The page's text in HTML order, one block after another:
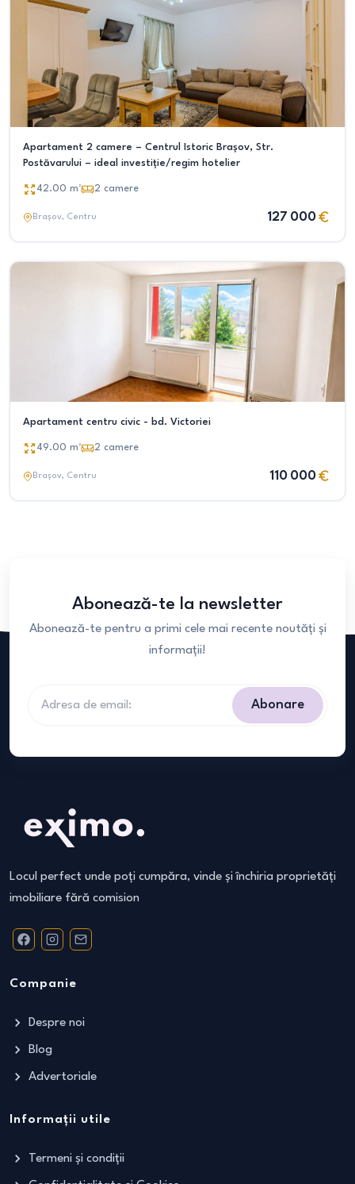
Apartament 2 camere – Centrul Istoric Brașov, Str.
Postăvarului – ideal investiție/regim hotelier
42.00 m² 2 camere
Brașov, Centru 127 000
Apartament centru civic - bd. Victoriei
49.00 m² 2 camere
Brașov, Centru 110 000
Abonează-te la newsletter
Abonează-te pentru a primi cele mai recente noutăți și
informații!
Abonare
Locul perfect unde poți cumpăra, vinde și închiria proprietăți
imobiliare fără comision
Companie
Despre noi
Blog
Advertoriale
Informații utile
Termeni și condiții